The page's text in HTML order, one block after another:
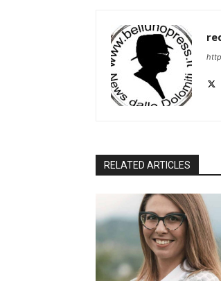
RELATED ARTICLES